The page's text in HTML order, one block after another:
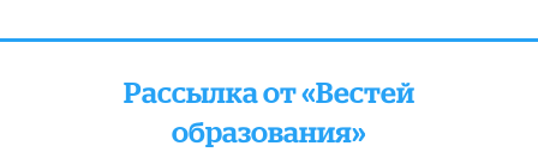
Рассылка от «Вестей
образования»